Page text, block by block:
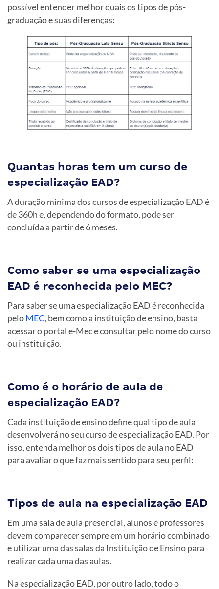
possível entender melhor quais os tipos de pós-
graduação e suas diferenças:
Quantas horas tem um curso de
especialização EAD?
A duração mínima dos cursos de especialização EAD é
de 360h e, dependendo do formato, pode ser
concluída a partir de 6 meses.
Como saber se uma especialização
EAD é reconhecida pelo MEC?
Para saber se uma especialização EAD é reconhecida
peloMEC, bem como a instituição de ensino, basta
acessar o portal e-Mec e consultar pelo nome do curso
ou instituição.
Como é o horário de aula de
especialização EAD?
Cada instituição de ensino define qual tipo de aula
desenvolverá no seu curso de especialização EAD. Por
isso, entenda melhor os dois tipos de aula no EAD
para avaliar o que faz mais sentido para seu perfil:
Tipos de aula na especialização EAD
Em uma sala de aula presencial, alunos e professores
devem comparecer sempre em um horário combinado
e utilizar uma das salas da Instituição de Ensino para
realizar cada uma das aulas.
Na especialização EAD, por outro lado, todo o